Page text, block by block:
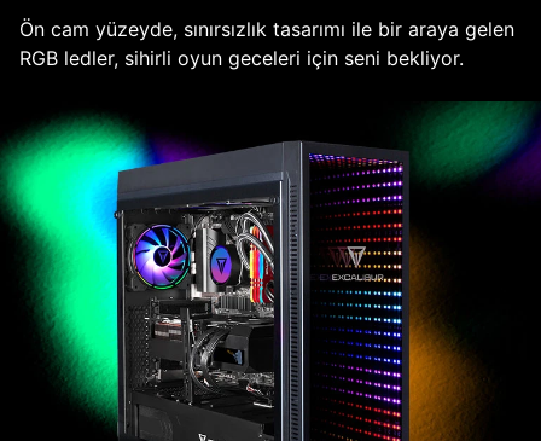
Ön cam yüzeyde, sınırsızlık tasarımı ile bir araya gelen
RGB ledler, sihirli oyun geceleri için seni bekliyor.